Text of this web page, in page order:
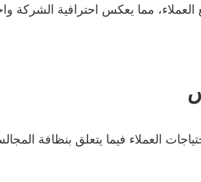
مما يعكس احترافية الشركة
العملاء فيما يتعلق بنظافة